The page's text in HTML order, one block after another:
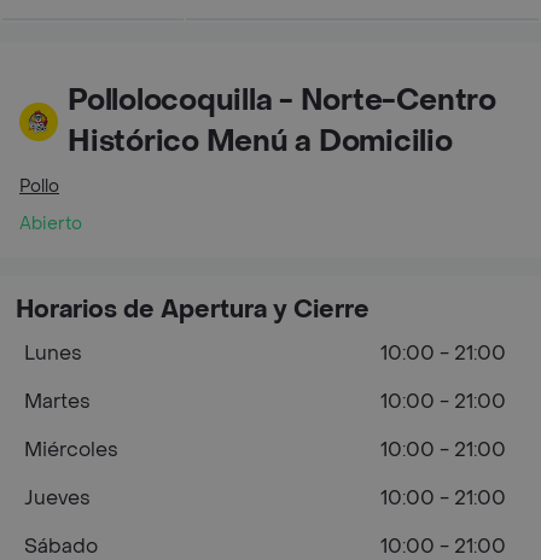
Pollolocoquilla - Norte-Centro
Histórico Menú a Domicilio
Pollo
Abierto
Horarios de Apertura y Cierre
Lunes
10:00 - 21:00
Martes
10:00 - 21:00
Miércoles
10:00 - 21:00
Jueves
10:00 - 21:00
Sábado
10:00 - 21:00